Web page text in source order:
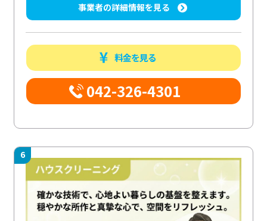
事業者の詳細情報を見る
料金を見る
042-326-4301
6